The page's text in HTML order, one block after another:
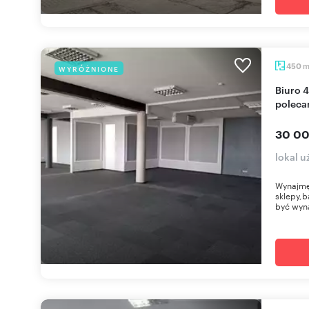
WYRÓŻNIONE 450 m
Biuro 450m² w Bemowie, podział na 2 lokale,
30
lokal
być